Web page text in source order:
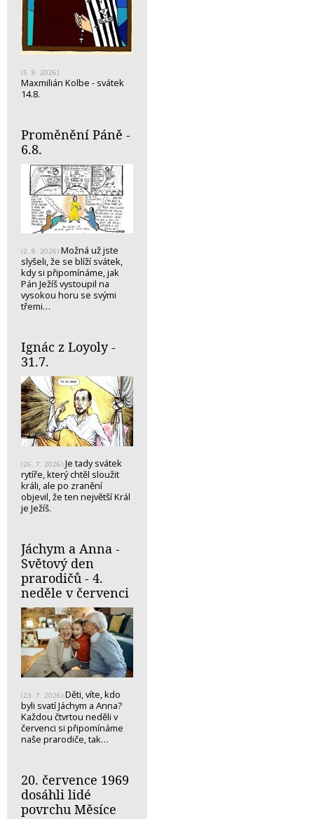
(5. 8. 2026)
Maxmilián Kolbe - svátek
14.8.
Proměnění Páně -
6.8.
(2. 8. 2026) Možná už jste
slyšeli, že se blíží svátek,
kdy si připomínáme, jak
Pán Ježíš vystoupil na
vysokou horu se svými
třemi…
Ignác z Loyoly -
31.7.
(26. 7. 2026) Je tady svátek
rytíře, který chtěl sloužit
králi, ale po zranění
objevil, že ten největší Král
je Ježíš.
Jáchym a Anna -
Světový den
prarodičů - 4.
neděle v červenci
(23. 7. 2026) Děti, víte, kdo
byli svatí Jáchym a Anna?
Každou čtvrtou neděli v
červenci si připomínáme
naše prarodiče, tak…
20. července 1969
dosáhli lidé
povrchu Měsíce